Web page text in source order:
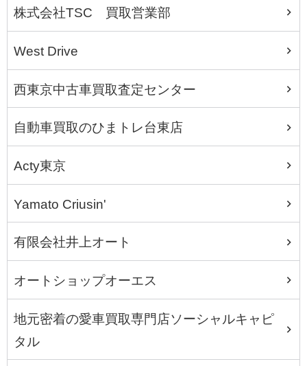
株式会社TSC 買取営業部
West Drive
西東京中古車買取査定センター
自動車買取のひまトレ台東店
Acty東京
Yamato Criusin'
有限会社井上オート
オートショップオーエス
地元密着の愛車買取専門店ソーシャルキャピ
タル